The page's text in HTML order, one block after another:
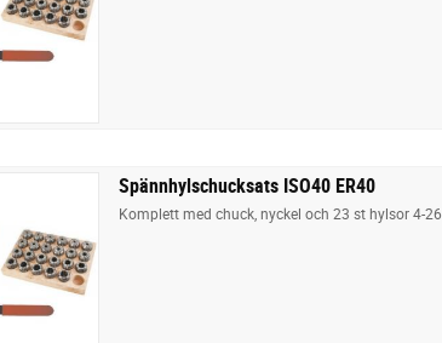
Spännhylschucksats ISO40 ER40
Komplett med chuck, nyckel och 23 st hylsor 4-